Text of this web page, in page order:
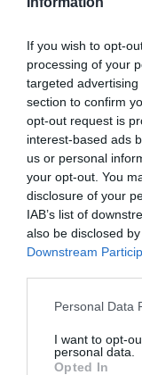
If you wish to opt-
processing of your
targeted
section to confirm
opt-out request is
interest-based ads
us or personal
your opt-out. You
disclosure of your
IAB’s list of
also be disclosed
Downstream
Personal Data
I want to opt-
personal data.
Opted In
Vila-rodona.
AñadirVIA
de Google
Mantente
actualidad
ACTIVAR